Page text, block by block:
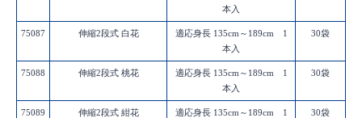
本入
75087 伸縮2段式 白花
適応身長 135cm～189cm 1
本入
30袋
75088 伸縮2段式 桃花
適応身長 135cm～189cm 1
本入
30袋
75089 伸縮2段式 紺花
適応身長 135cm～189cm 1
30袋